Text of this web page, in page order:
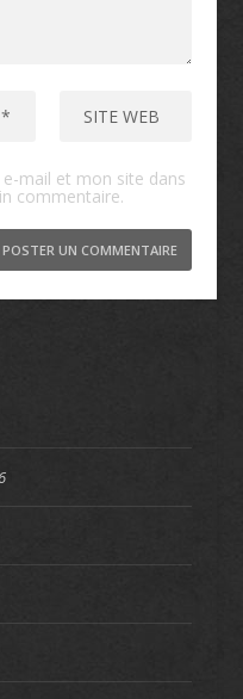
mail et mon site dans
commentaire.